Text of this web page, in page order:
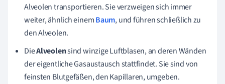
Alveolen transportieren. Sie verzweigen sich immer
weiter, ähnlich einemBaum, und führen schließlich zu
den Alveolen.
DieAlveolensind winzige Luftblasen, an deren Wänden
der eigentliche Gasaustausch stattfindet. Sie sind von
feinsten Blutgefäßen, den Kapillaren, umgeben.